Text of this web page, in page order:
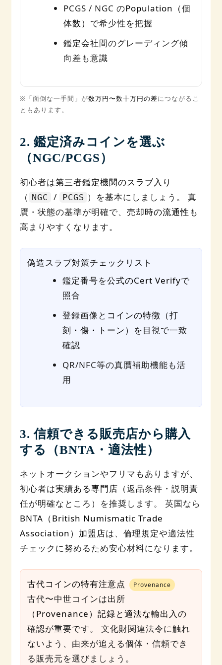
PCGS / NGC のPopulation（個
体数） で希少性を把握
鑑定会社間のグレーディング傾
向差も意識
※「面倒な一手間」が数万円〜数十万円の差につながるこ
ともあります。
2. 鑑定済みコインを選ぶ
（NGC/PCGS）
初心者は第三者鑑定機関のスラブ入り
（ NGC / PCGS ）を基本にしましょう。 真
贋・状態の基準が明確で、売却時の流通性 も
高まりやすくなります。
偽造スラブ対策チェックリスト
鑑定番号を公式のCert Verifyで
照合
登録画像と コインの特徴（打
刻・傷・トーン） を目視で一致
確認
QR/NFC等の真贋補助機能も活
用
3. 信頼できる販売店から購入
する（BNTA・適法性）
ネットオークションやフリマもありますが、
初心者は実績ある専門店 （返品条件・説明責
任が明確なところ）を推奨します。 英国なら
BNTA（British Numismatic Trade
Association）加盟店は、倫理規定や適法性
チェックに努めるため安心材料になります。
古代コインの特有注意点 Provenance
古代〜中世コインは出所
（Provenance）記録と適法な輸出入の
確認が重要です。 文化財関連法令に触れ
ないよう、由来が追える個体・信頼でき
る販売元を選びましょう。